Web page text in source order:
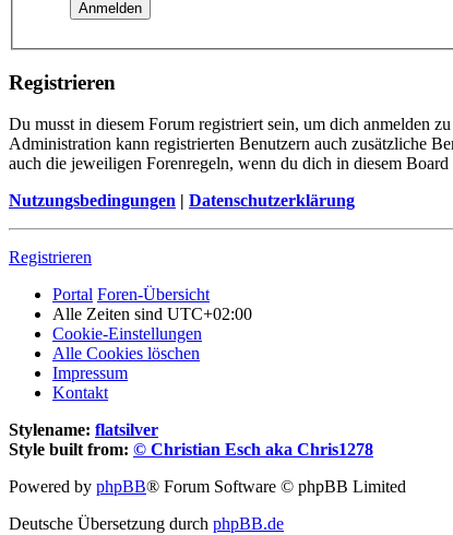
Registrieren
Du musst in diesem Forum registriert sein, um dich anmelden
Administration kann registrierten Benutzern auch zusätzliche
auch die jeweiligen Forenregeln, wenn du dich in diesem Board
Nutzungsbedingungen
Datenschutzerklärung
Registrieren
Portal Foren-Übersicht
Alle Zeiten sind UTC+02:00
Cookie-Einstellungen
Alle Cookies löschen
Impressum
Kontakt
Stylename: flatsilver
Style built from: © Christian Esch aka Chris1278
Powered by phpBB® Forum Software © phpBB Limited
Deutsche Übersetzung durch phpBB.de